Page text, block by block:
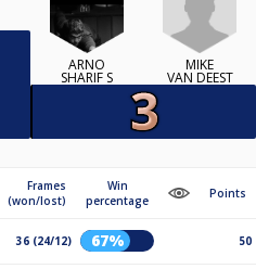
ARNO
SHARIF S
MIKE
VAN DEEST
Frames
(won/lost)
Win
percentage
Points
36 (24/12) 67% 50